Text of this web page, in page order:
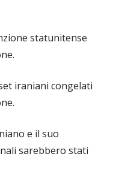
statunitense
iraniani congelati
e il suo
sarebbero stati